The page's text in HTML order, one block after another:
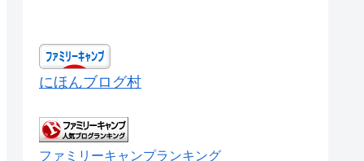
にほんブログ村
ファミリーキャンプランキング